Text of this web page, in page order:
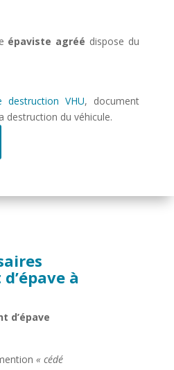
épaviste agréé dispose du
destruction VHU, document
destruction du véhicule.
à
d’épave
« cédé